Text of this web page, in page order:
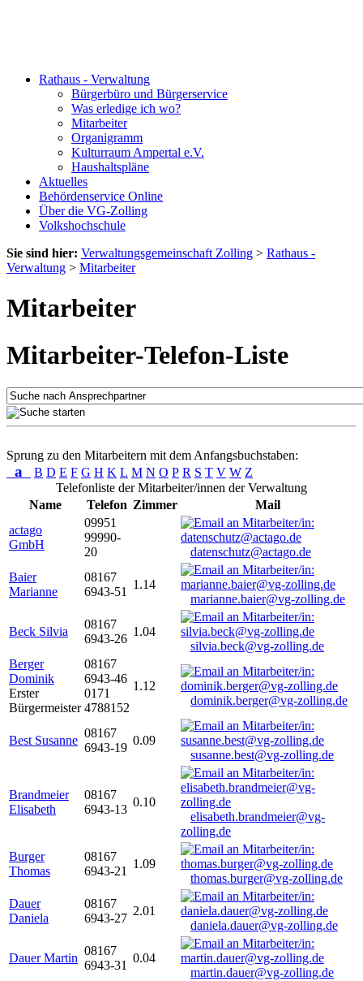
Rathaus - Verwaltung
Bürgerbüro und Bürgerservice
Was erledige ich wo?
Mitarbeiter
Organigramm
Kulturraum Ampertal e.V.
Haushaltspläne
Aktuelles
Behördenservice Online
Über die VG-Zolling
Volkshochschule
Sie sind hier: Verwaltungsgemeinschaft Zolling > Rathaus -
Verwaltung > Mitarbeiter
Mitarbeiter
Mitarbeiter-Telefon-Liste
Sprung zu den Mitarbeitern mit dem Anfangsbuchstaben:
a B D E F G H K L M N O P R S T V W Z
Telefonliste der Mitarbeiter/innen der Verwaltung
Name
Telefon Zimmer
Mail
actago
GmbH
09951
99990-
20
datenschutz@actago.de
Baier
Marianne
08167
6943-51
1.14
marianne.baier@vg-zolling.de
Beck Silvia
08167
6943-26
1.04
silvia.beck@vg-zolling.de
Berger
Dominik
Erster
Bürgermeister
08167
6943-46
0171
4788152
1.12
dominik.berger@vg-zolling.de
Best Susanne
08167
6943-19
0.09
susanne.best@vg-zolling.de
Brandmeier
Elisabeth
08167
6943-13
0.10
elisabeth.brandmeier@vg-
zolling.de
Burger
Thomas
08167
6943-21
1.09
thomas.burger@vg-zolling.de
Dauer
Daniela
08167
6943-27
2.01
daniela.dauer@vg-zolling.de
Dauer Martin
08167
6943-31
0.04
martin.dauer@vg-zolling.de